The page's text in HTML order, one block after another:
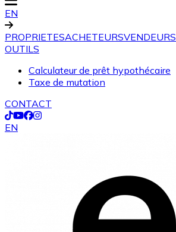
EN
PROPRIETESACHETEURSVENDEURS
OUTILS
Calculateur de prêt hypothécaire
Taxe de mutation
CONTACT
EN